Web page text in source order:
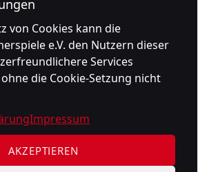
von Cookies kann die
e.V. den Nutzern dieser
Services
die Cookie-Setzung nicht
AKZEPTIEREN
Impressum